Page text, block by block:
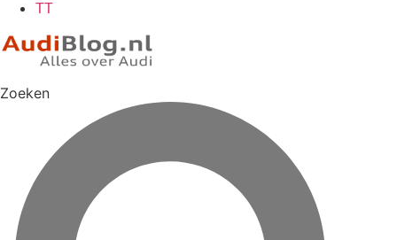
TT
Zoeken